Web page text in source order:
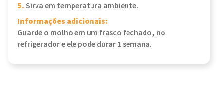
5.Sirva em temperatura ambiente.
Informações adicionais:
Guarde o molho em um frasco fechado, no
refrigerador e ele pode durar 1 semana.